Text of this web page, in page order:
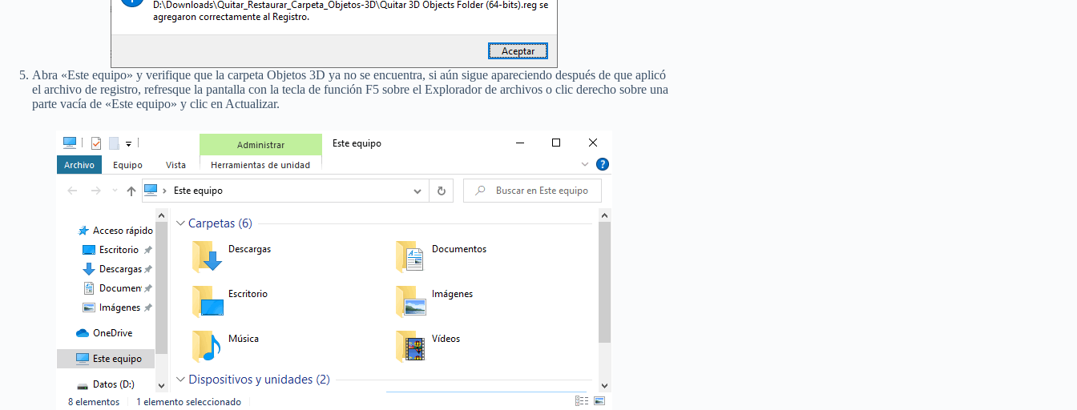
Abra «Este equipo» y verifique que la carpeta Objetos 3D ya no se encuentra, si aún sigue apareciendo después de que aplicó
el archivo de registro, refresque la pantalla con la tecla de función F5 sobre el Explorador de archivos o clic derecho sobre una
parte vacía de «Este equipo» y clic en Actualizar.